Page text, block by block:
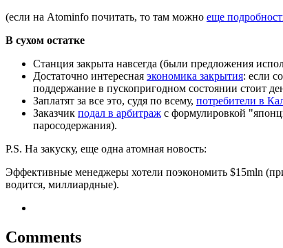
(если на Atominfo почитать, то там можно еще
В сухом остатке
Станция закрыта навсегда (были предложения
Достаточно интересная экономика закрытия: если
поддержание в пускопригодном состоянии стоит
Заплатят за все это, судя по всему, потребители в
Заказчик подал в арбитраж с формулировкой
паросодержания).
P.S. На закуску, еще одна атомная новость:
Эффективные менеджеры хотели поэкономить $15mln
водится, миллиардные).
Comments